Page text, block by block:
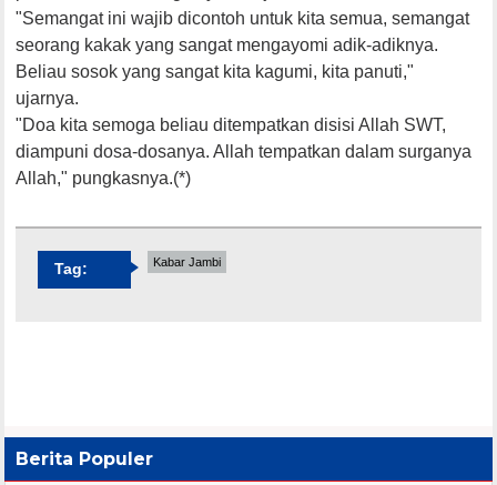
"Semangat ini wajib dicontoh untuk kita semua, semangat
seorang kakak yang sangat mengayomi adik-adiknya.
Beliau sosok yang sangat kita kagumi, kita panuti,"
ujarnya.
"Doa kita semoga beliau ditempatkan disisi Allah SWT,
diampuni dosa-dosanya. Allah tempatkan dalam surganya
Allah," pungkasnya.(*)
Tag: Kabar Jambi
Berita Populer